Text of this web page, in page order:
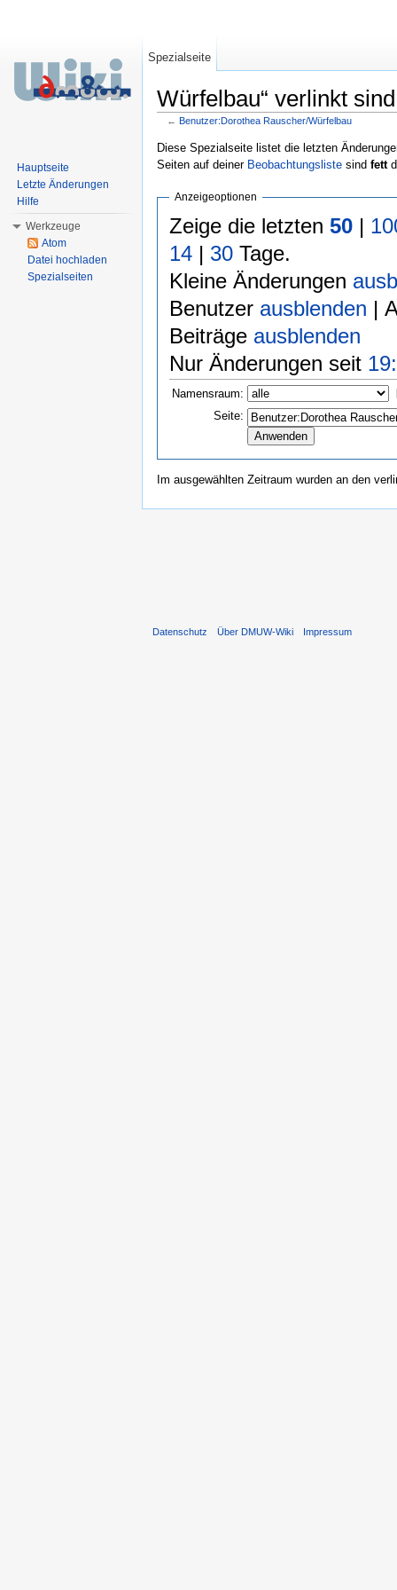
Würfelbau“ verlinkt sind
← Benutzer:Dorothea Rauscher/Würfelbau
Diese Spezialseite listet die letzten
Seiten auf deiner Beobachtungsliste sind fett
Anzeigeoptionen
Zeige die letzten 50|
14| 30Tage.
Kleine Änderungen
Benutzer ausblenden |
Beiträge ausblenden
Nur Änderungen seit
Namensraum:
Seite:
Im ausgewählten Zeitraum wurden an den
Spezialseite
Hauptseite
Letzte Änderungen
Hilfe
Werkzeuge
Atom
Datei hochladen
Spezialseiten
Datenschutz Über DMUW-Wiki Impressum